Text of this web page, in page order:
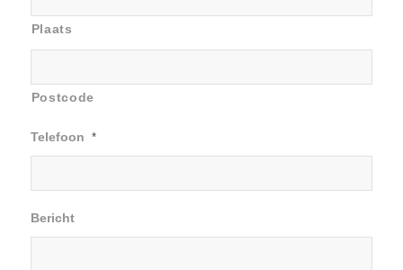
Plaats
Postcode
Telefoon *
Bericht